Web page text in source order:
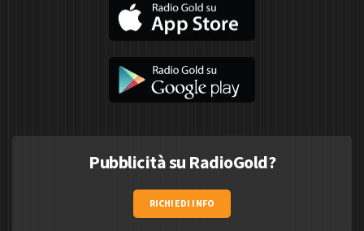
Pubblicità su RadioGold?
RICHIEDI INFO